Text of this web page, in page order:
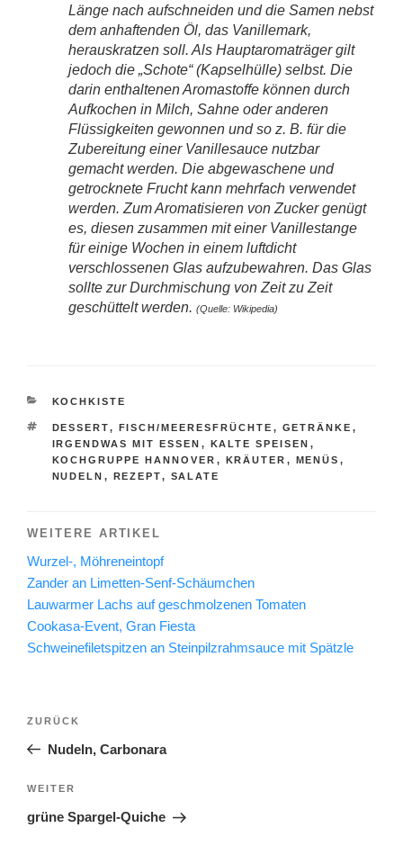
Länge nach aufschneiden und die Samen nebst
dem anhaftenden Öl, das Vanillemark,
herauskratzen soll. Als Hauptaromaträger gilt
jedoch die „Schote“ (Kapselhülle) selbst. Die
darin enthaltenen Aromastoffe können durch
Aufkochen in Milch, Sahne oder anderen
Flüssigkeiten gewonnen und so z. B. für die
Zubereitung einer Vanillesauce nutzbar
gemacht werden. Die abgewaschene und
getrocknete Frucht kann mehrfach verwendet
werden. Zum Aromatisieren von Zucker genügt
es, diesen zusammen mit einer Vanillestange
für einige Wochen in einem luftdicht
verschlossenen Glas aufzubewahren. Das Glas
sollte zur Durchmischung von Zeit zu Zeit
geschüttelt werden. (Quelle: Wikipedia)
KATEGORIEN
KOCHKISTE
SCHLAGWÖRTER
DESSERT, FISCH/MEERESFRÜCHTE , GETRÄNKE ,
IRGENDWAS MIT ESSEN , KALTE SPEISEN ,
KOCHGRUPPE HANNOVER , KRÄUTER , MENÜS ,
NUDELN , REZEPT, SALATE
WEITERE ARTIKEL
Wurzel-, Möhreneintopf
Zander an Limetten-Senf-Schäumchen
Lauwarmer Lachs auf geschmolzenen Tomaten
Cookasa-Event, Gran Fiesta
Schweinefiletspitzen an Steinpilzrahmsauce mit Spätzle
Beitragsnavigation
Vorheriger
Beitrag
ZURÜCK
Nudeln, Carbonara
Nächster
Beitrag
WEITER
grüne Spargel-Quiche